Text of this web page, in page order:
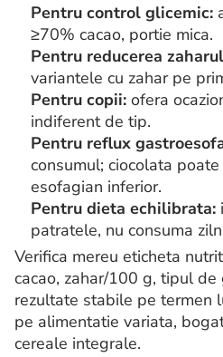
Pentru control glicemic:
≥70% cacao, portie mica.
Pentru reducerea
variantele cu zahar pe
Pentru copii: ofera
indiferent de tip.
Pentru reflux
consumul; ciocolata
esofagian inferior.
Pentru dieta echilibrata:
patratele, nu consuma
Verifica mereu eticheta
cacao, zahar/100 g, tipul de
rezultate stabile pe termen
pe alimentatie variata,
cereale integrale.